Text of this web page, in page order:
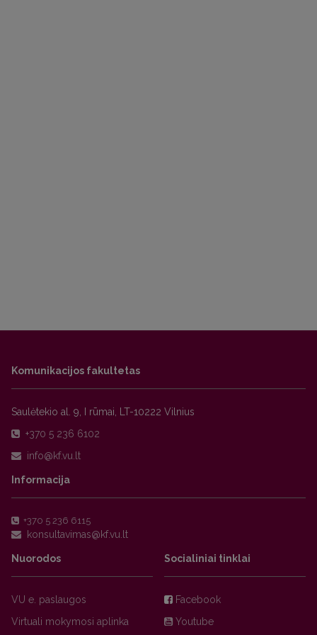
Komunikacijos fakultetas
Saulėtekio al. 9, I rūmai, LT-10222 Vilnius
+370 5 236 6102
Informacija
+370 5 236 6115
Nuorodos
VU e. paslaugos
Virtuali mokymosi aplinka
Socialiniai tinklai
Facebook
Youtube